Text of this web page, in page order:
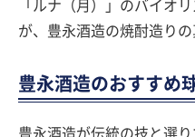
「ルナ（月）」のバイオ
が、豊永酒造の焼酎造りの
豊永酒造のおすすめ
豊永酒造が伝統の技と選